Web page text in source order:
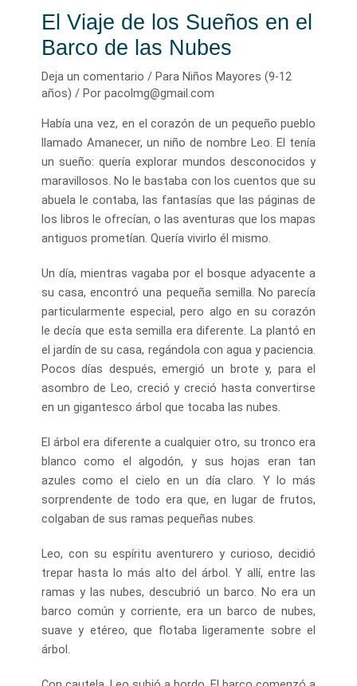
El Viaje de los Sueños en el
Barco de las Nubes
Deja un comentario / Para Niños Mayores (9-12
años) / Por pacolmg@gmail.com
Había una vez, en el corazón de un pequeño pueblo
llamado Amanecer, un niño de nombre Leo. El tenía
un sueño: quería explorar mundos desconocidos y
maravillosos. No le bastaba con los cuentos que su
abuela le contaba, las fantasías que las páginas de
los libros le ofrecían, o las aventuras que los mapas
antiguos prometían. Quería vivirlo él mismo.
Un día, mientras vagaba por el bosque adyacente a
su casa, encontró una pequeña semilla. No parecía
particularmente especial, pero algo en su corazón
le decía que esta semilla era diferente. La plantó en
el jardín de su casa, regándola con agua y paciencia.
Pocos días después, emergió un brote y, para el
asombro de Leo, creció y creció hasta convertirse
en un gigantesco árbol que tocaba las nubes.
El árbol era diferente a cualquier otro, su tronco era
blanco como el algodón, y sus hojas eran tan
azules como el cielo en un día claro. Y lo más
sorprendente de todo era que, en lugar de frutos,
colgaban de sus ramas pequeñas nubes.
Leo, con su espíritu aventurero y curioso, decidió
trepar hasta lo más alto del árbol. Y allí, entre las
ramas y las nubes, descubrió un barco. No era un
barco común y corriente, era un barco de nubes,
suave y etéreo, que flotaba ligeramente sobre el
árbol.